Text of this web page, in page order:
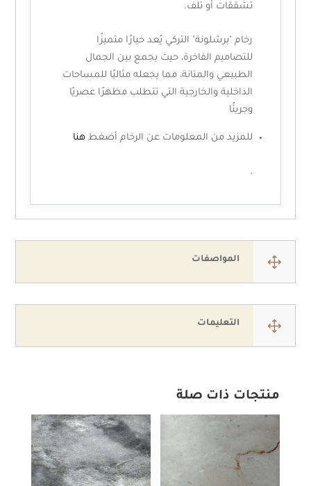
تشققات أو تلف.
رخام "برشلونة" التركي يُعد خيارًا متميزًا
للتصاميم الفاخرة، حيث يجمع بين الجمال
الطبيعي والمتانة، مما يجعله مثاليًا للمساحات
الداخلية والخارجية التي تتطلب مظهرًا عصريًا
وجريئًا
للمزيد من المعلومات عن الرخام أضغط هنا
.
1 المواصفات
1 التعليمات
منتجات ذات صلة